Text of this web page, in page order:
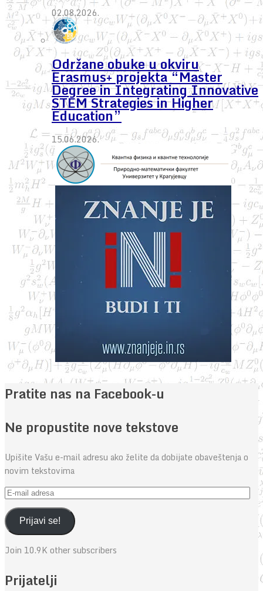
02.08.2026.
Održane obuke u okviru
Erasmus+ projekta “Master
Degree in Integrating Innovative
STEM Strategies in Higher
Education”
15.06.2026.
Pratite nas na Facebook-u
Ne propustite nove tekstove
Upišite Vašu e-mail adresu ako želite da dobijate obaveštenja o
novim tekstovima
E-
mail
adresaPrijavi se!
Join 10.9K other subscribers
Prijatelji